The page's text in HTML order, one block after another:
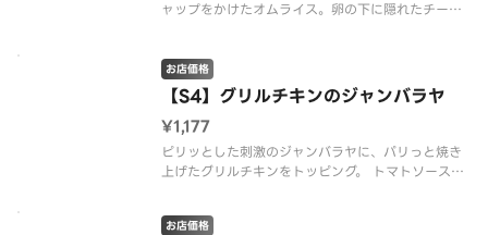
ャップをかけたオムライス。卵の下に隠れたチーズ
商品の栄養成分・アレルゲン情報は、デニーズのホ
ームページをご確認ください。
【S4】グリルチキンのジャンバラヤ
お店価格
¥1,177
ピリッとした刺激のジャンバラヤに、パリっと焼き
上げたグリルチキンをトッピング。 トマトソースが
ります。※商品の栄養成分・アレルゲン情報は、デ
ニーズのホームページをご確認ください。
お店価格